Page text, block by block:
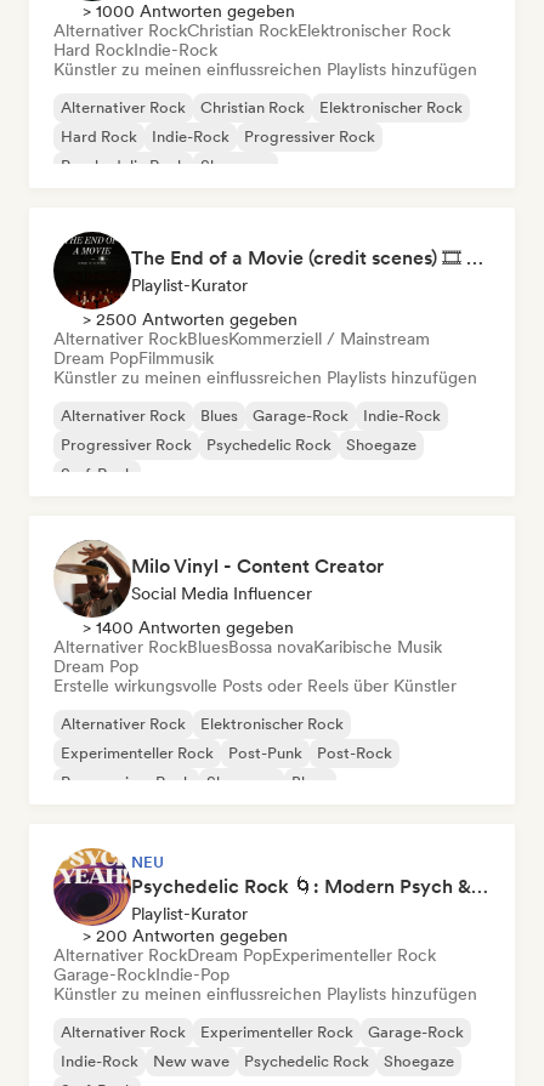
> 1000 Antworten gegeben
Alternativer RockChristian RockElektronischer Rock
Hard RockIndie-Rock
Künstler zu meinen einflussreichen Playlists hinzufügen
Alternativer Rock Christian Rock
Elektronischer Rock
Hard Rock
Indie-Rock
Progressiver Rock
Psychedelic Rock
Shoegaze
The End of a Movie (credit scenes) 🎞️ Cinematic Dream Pop & Bedroom Indie
Playlist-Kurator
> 2500 Antworten gegeben
Alternativer RockBluesKommerziell / Mainstream
Dream PopFilmmusik
Künstler zu meinen einflussreichen Playlists hinzufügen
Alternativer Rock Blues Garage-Rock
Indie-Rock
Progressiver Rock
Psychedelic Rock
Shoegaze
Surf-Rock
Milo Vinyl - Content Creator
Social Media Influencer
> 1400 Antworten gegeben
Alternativer RockBluesBossa novaKaribische Musik
Dream Pop
Erstelle wirkungsvolle Posts oder Reels über Künstler
Alternativer Rock
Elektronischer Rock
Experimenteller Rock
Post-Punk
Post-Rock
Progressiver Rock
Shoegaze Blues
NEU
Psychedelic Rock 🌀: Modern Psych & Turkish Vibes
Playlist-Kurator
> 200 Antworten gegeben
Alternativer RockDream PopExperimenteller Rock
Garage-RockIndie-Pop
Künstler zu meinen einflussreichen Playlists hinzufügen
Alternativer Rock Experimenteller Rock
Garage-Rock
Indie-Rock
New wave Psychedelic Rock
Shoegaze